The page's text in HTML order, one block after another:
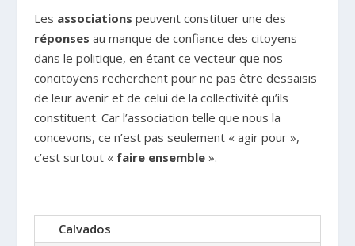
Les associations peuvent constituer une des
réponses au manque de confiance des citoyens
dans le politique, en étant ce vecteur que nos
concitoyens recherchent pour ne pas être dessaisis
de leur avenir et de celui de la collectivité qu’ils
constituent. Car l’association telle que nous la
concevons, ce n’est pas seulement « agir pour »,
c’est surtout «faire ensemble».
Calvados